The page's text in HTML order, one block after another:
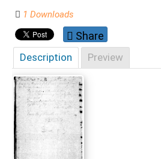
1 Downloads
Share
Description Preview